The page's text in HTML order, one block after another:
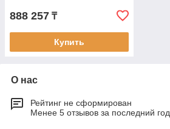
888 257 ₸
Купить
О нас
Рейтинг не сформирован
Менее 5 отзывов за последний год